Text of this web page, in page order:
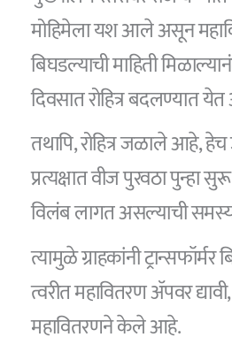
मोहिमेला यश आले असून
बिघडल्याची माहिती
दिवसात रोहित्र बदलण्यात
तथापि, रोहित्र जळाले आहे,
प्रत्यक्षात वीज पुरवठा पुन्हा
विलंब लागत असल्याची
त्यामुळे ग्राहकांनी ट्रान्सफॉर्मर
त्वरीत महावितरण ॲपवर
महावितरणने केले आहे.